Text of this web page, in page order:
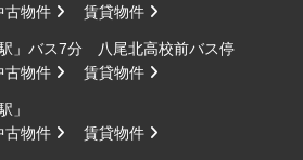
古物件 賃貸物件
」バス7分 八尾北高校前バス停
古物件 賃貸物件
」
古物件 賃貸物件